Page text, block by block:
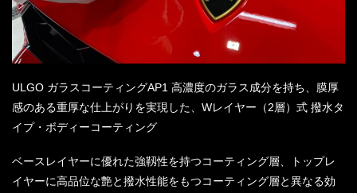
ULGO ガラスコーティングAP1 高濃度のガラス成分を持ち、膜厚
感のある重厚な仕上がりを実現した、Wレイヤー（2層）式 撥水タ
イプ・ボディーコーティング
ベースレイヤーに優れた強靱性を持つコーティング層、トップレ
イヤーに高品位な艶と撥水性能をもつコーティング層と異なる効